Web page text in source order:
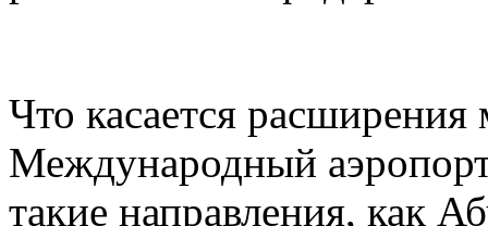
Что касается
Международный
такие направления, как